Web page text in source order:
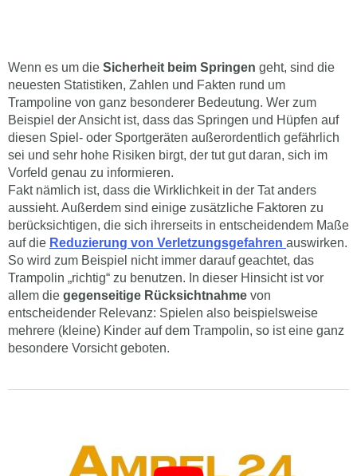
Wenn es um die Sicherheit beim Springen geht, sind die
neuesten Statistiken, Zahlen und Fakten rund um
Trampoline von ganz besonderer Bedeutung. Wer zum
Beispiel der Ansicht ist, dass das Springen und Hüpfen auf
diesen Spiel- oder Sportgeräten außerordentlich gefährlich
sei und sehr hohe Risiken birgt, der tut gut daran, sich im
Vorfeld genau zu informieren.
Fakt nämlich ist, dass die Wirklichkeit in der Tat anders
aussieht. Außerdem sind einige zusätzliche Faktoren zu
berücksichtigen, die sich ihrerseits in entscheidendem Maße
auf die Reduzierung von Verletzungsgefahren auswirken.
So wird zum Beispiel nicht immer darauf geachtet, das
Trampolin „richtig“ zu benutzen. In dieser Hinsicht ist vor
allem die gegenseitige Rücksichtnahme von
entscheidender Relevanz: Spielen also beispielsweise
mehrere (kleine) Kinder auf dem Trampolin, so ist eine ganz
besondere Vorsicht geboten.